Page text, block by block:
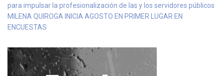
para impulsar la profesionalización de las y los servidores públicos
MILENA QUIROGA INICIA AGOSTO EN PRIMER LUGAR EN
ENCUESTAS